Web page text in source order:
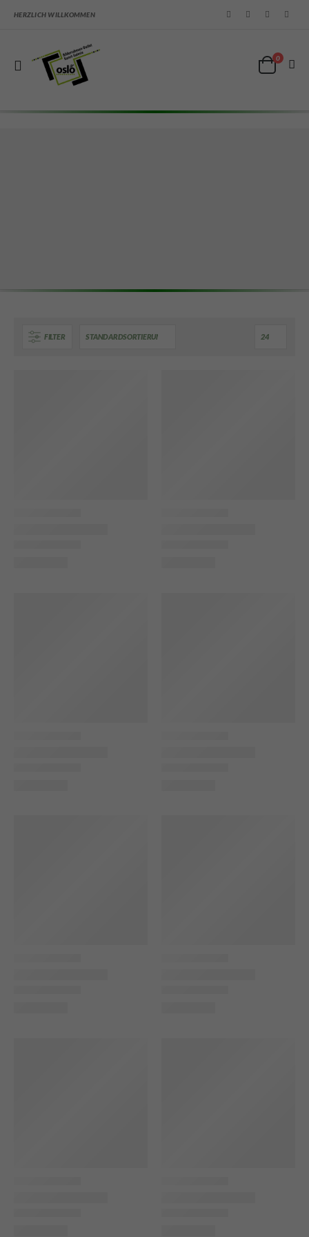
HERZLICH WILLKOMMEN
0
FILTER